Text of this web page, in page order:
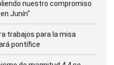
nuestro compromiso
Junín"
trabajos para la misa
pontífice